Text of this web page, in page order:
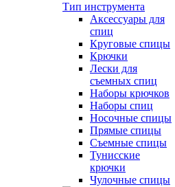
Тип инструмента
Аксессуары для
спиц
Круговые спицы
Крючки
Лески для
съемных спиц
Наборы крючков
Наборы спиц
Носочные спицы
Прямые спицы
Съемные спицы
Тунисские
крючки
Чулочные спицы